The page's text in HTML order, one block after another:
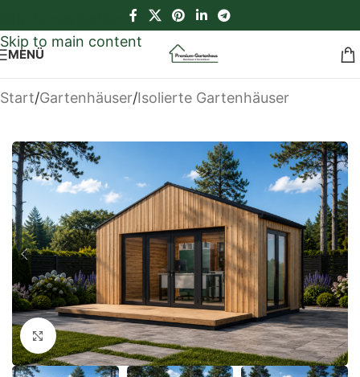
Skip to main content
MENÜ
Start/Gartenhäuser/Isolierte Gartenhäuser
Klick zum Vergrößern